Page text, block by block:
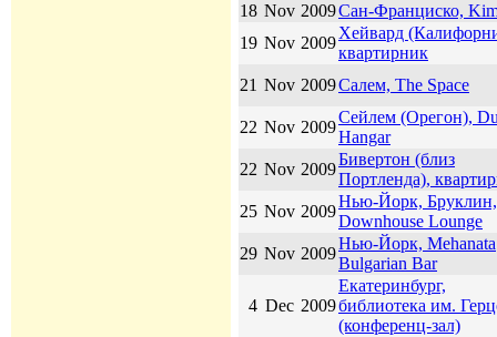
18 Nov 2009Сан-Франциско,
19 Nov 2009
Хейвард
квартирник
21 Nov 2009Салем, The Space
22 Nov 2009
Сейлем (Орегон),
Hangar
22 Nov 2009
Бивертон (близ
Портленда),
25 Nov 2009
Нью-Йорк, Бруклин,
Downhouse Lounge
29 Nov 2009
Нью-Йорк, Mehanata
Bulgarian Bar
4 Dec 2009
Екатеринбург,
библиотека им.
(конференц-зал)